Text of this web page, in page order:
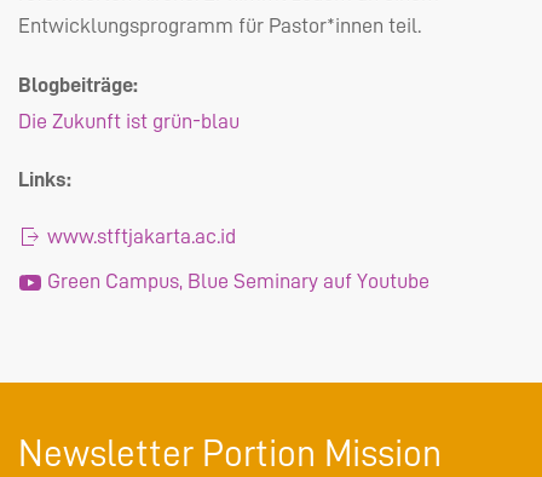
Entwicklungsprogramm für Pastor*innen teil.
Blogbeiträge:
Die Zukunft ist grün-blau
Links:
www.stftjakarta.ac.id
Green Campus, Blue Seminary auf Youtube
Newsletter Portion Mission